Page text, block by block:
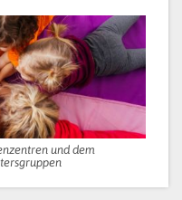
und dem